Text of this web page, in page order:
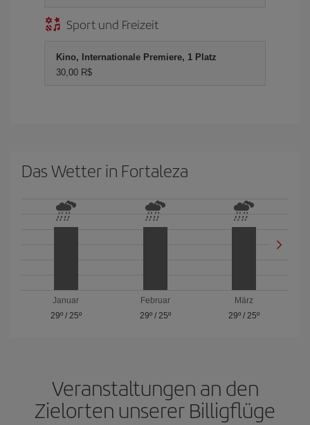
Sport und Freizeit
Kino, Internationale Premiere, 1 Platz
30,00 R$
Das Wetter in Fortaleza
Januar
29º/ 25º
Februar
29º/ 25º
März
29º / 25º
Veranstaltungen an den
Zielorten unserer Billigflüge